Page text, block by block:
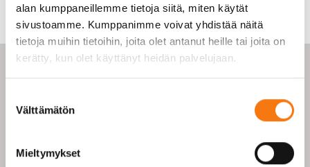
alan kumppaneillemme tietoja siitä, miten käytät
sivustoamme. Kumppanimme voivat yhdistää näitä
tietoja muihin tietoihin, joita olet antanut heille tai joita on
kerätty, kun olet käyttänyt heidän palvelujaan.
valinta
Välttämätön
Mieltymykset